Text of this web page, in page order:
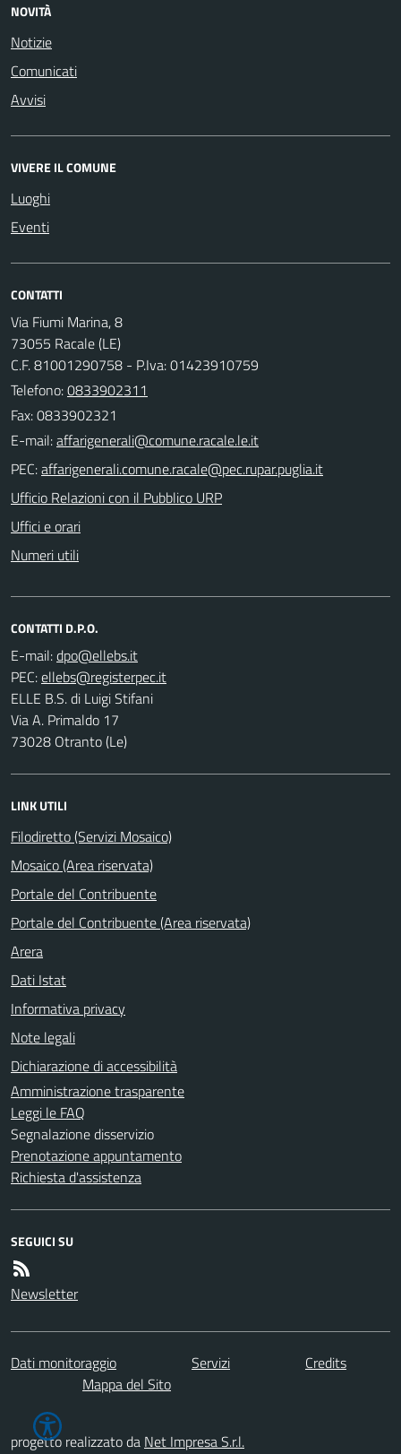
NOVITÀ
Notizie
Comunicati
Avvisi
VIVERE IL COMUNE
Luoghi
Eventi
CONTATTI
Via Fiumi Marina, 8
73055 Racale (LE)
C.F. 81001290758 - P.Iva: 01423910759
Telefono:0833902311
Fax: 0833902321
E-mail:
PEC:
Ufficio Relazioni con il Pubblico URP
Uffici e orari
Numeri utili
CONTATTI D.P.O.
E-mail:
PEC:
ELLE B.S. di Luigi Stifani
Via A. Primaldo 17
73028 Otranto (Le)
LINK UTILI
Filodiretto (Servizi Mosaico)
Mosaico (Area riservata)
Portale del Contribuente
Portale del Contribuente (Area riservata)
Arera
Dati Istat
Informativa privacy
Note legali
Dichiarazione di accessibilità
Amministrazione trasparente
Leggi le FAQ
Segnalazione disservizio
Prenotazione appuntamento
Richiesta d'assistenza
SEGUICI SU
Newsletter
Dati monitoraggio Servizi
Credits
Mappa del Sito
progetto realizzato da Net Impresa S.r.l.